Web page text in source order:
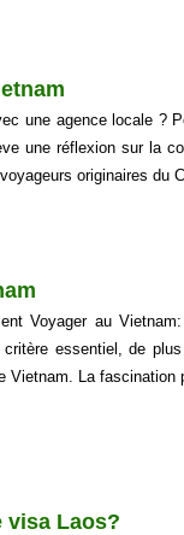
une agence locale ?
une réflexion sur la
originaires du
Voyager au
critère essentiel, de
Vietnam. La fascination
visa Laos?